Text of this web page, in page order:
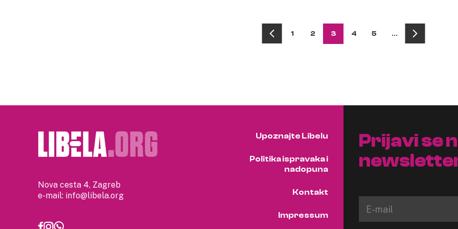
1 2 3 4 5 …
Nova cesta 4, Zagreb
e-mail: info@libela.org
Upoznajte Libelu
Politika ispravaka i
nadopuna
Kontakt
Impressum
Prijavi se